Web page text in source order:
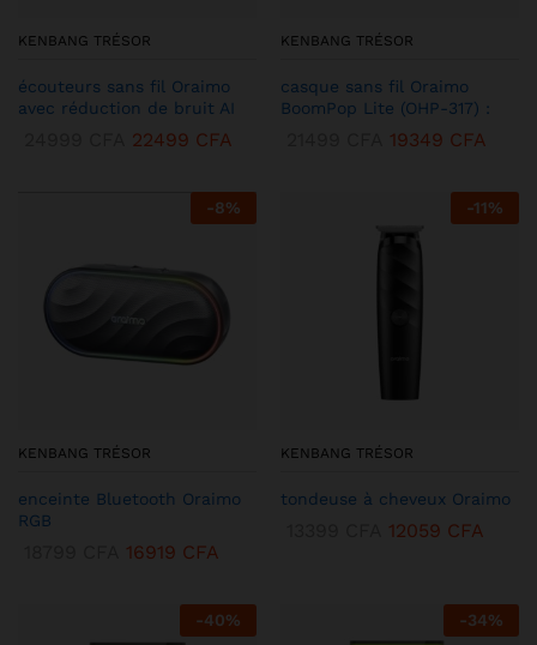
KENBANG TRÉSOR
écouteurs sans fil Oraimo
avec réduction de bruit AI
22499 CFA
KENBANG TRÉSOR
casque sans fil Oraimo
BoomPop Lite (OHP-317) :
19349 CFA
-8%
KENBANG TRÉSOR
enceinte Bluetooth Oraimo
RGB
16919 CFA
-11%
KENBANG TRÉSOR
tondeuse à cheveux Oraimo
12059 CFA
-40% -34%